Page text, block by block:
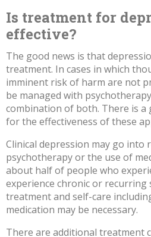
Is treatment for
effective?
The good news is that
treatment. In cases in which
imminent risk of harm are not
be managed with
combination of both. There is a
for the effectiveness of these
Clinical depression may go into
psychotherapy or the use of
about half of people who
experience chronic or recurring
treatment and self-care
medication may be necessary.
There are additional treatment